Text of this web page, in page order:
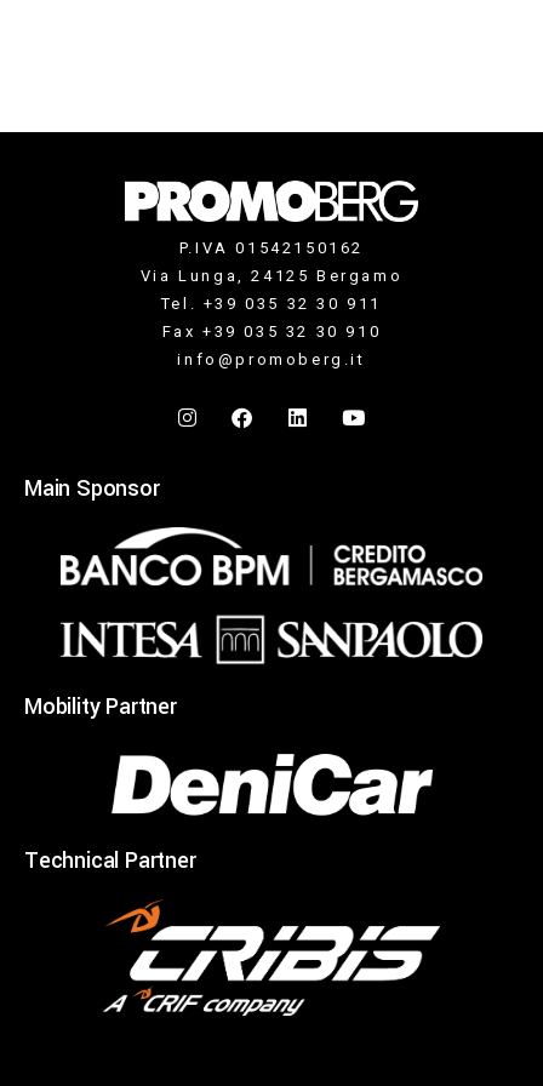
P.IVA 01542150162
Via Lunga, 24125 Bergamo
Tel. +39 035 32 30 911
Fax +39 035 32 30 910
info@promoberg.it
Main Sponsor
Mobility Partner
Technical Partner